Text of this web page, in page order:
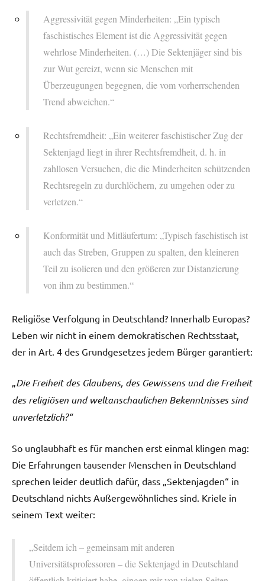
Aggressivität gegen Minderheiten: „Ein typisch
faschistisches Element ist die Aggressivität gegen
wehrlose Minderheiten. (…) Die Sektenjäger sind bis
zur Wut gereizt, wenn sie Menschen mit
Überzeugungen begegnen, die vom vorherrschenden
Trend abweichen.“
Rechtsfremdheit: „Ein weiterer faschistischer Zug der
Sektenjagd liegt in ihrer Rechtsfremdheit, d. h. in
zahllosen Versuchen, die die Minderheiten schützenden
Rechtsregeln zu durchlöchern, zu umgehen oder zu
verletzen.“
Konformität und Mitläufertum: „Typisch faschistisch ist
auch das Streben, Gruppen zu spalten, den kleineren
Teil zu isolieren und den größeren zur Distanzierung
von ihm zu bestimmen.“
Religiöse Verfolgung in Deutschland? Innerhalb Europas?
Leben wir nicht in einem demokratischen Rechtsstaat,
der in Art. 4 des Grundgesetzes jedem Bürger garantiert:
Die Freiheit des Glaubens, des Gewissens und die Freiheit
des religiösen und weltanschaulichen Bekenntnisses sind
unverletzlich?“
So unglaubhaft es für manchen erst einmal klingen mag:
Die Erfahrungen tausender Menschen in Deutschland
sprechen leider deutlich dafür, dass „Sektenjagden“ in
Deutschland nichts Außergewöhnliches sind. Kriele in
seinem Text weiter:
„Seitdem ich – gemeinsam mit anderen
Universitätsprofessoren – die Sektenjagd in Deutschland